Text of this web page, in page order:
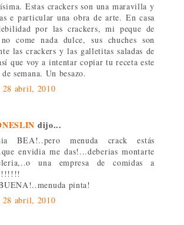
Estas crackers son una maravilla y
e particular una obra de arte. En casa
por las crackers, mi peque de
come nada dulce, sus chuches son
las crackers y las galletitas saladas de
que voy a intentar copiar tu receta este
semana. Un besazo.
28 abril, 2010
dijo...
BEA!..pero menuda crack estás
envidia me das!...deberias montarte
una empresa de comidas a
pinta!
28 abril, 2010